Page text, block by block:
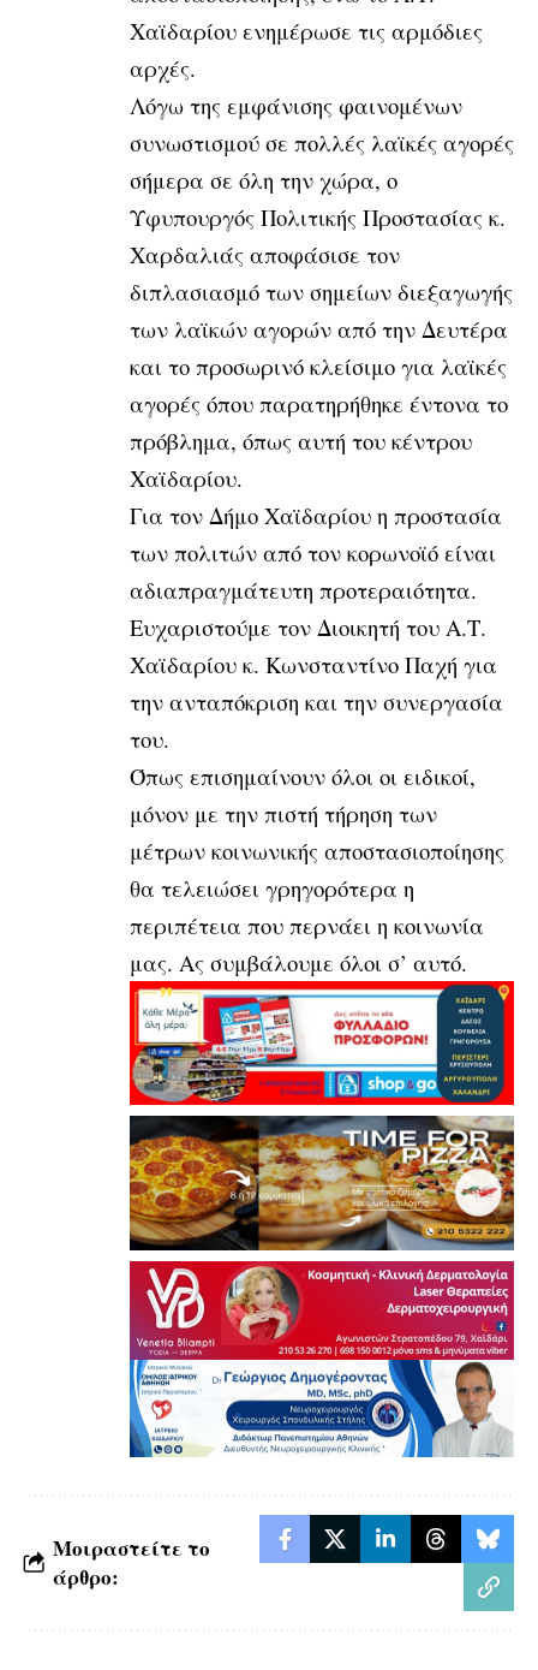
Χαϊδαρίου ενημέρωσε τις αρμόδιες
αρχές.
Λόγω της εμφάνισης φαινομένων
συνωστισμού σε πολλές λαϊκές αγορές
σήμερα σε όλη την χώρα, ο
Υφυπουργός Πολιτικής Προστασίας κ.
Χαρδαλιάς αποφάσισε τον
διπλασιασμό των σημείων διεξαγωγής
των λαϊκών αγορών από την Δευτέρα
και το προσωρινό κλείσιμο για λαϊκές
αγορές όπου παρατηρήθηκε έντονα το
πρόβλημα, όπως αυτή του κέντρου
Χαϊδαρίου.
Για τον Δήμο Χαϊδαρίου η προστασία
των πολιτών από τον κορωνοϊό είναι
αδιαπραγμάτευτη προτεραιότητα.
Ευχαριστούμε τον Διοικητή του Α.Τ.
Χαϊδαρίου κ. Κωνσταντίνο Παχή για
την ανταπόκριση και την συνεργασία
του.
Όπως επισημαίνουν όλοι οι ειδικοί,
μόνον με την πιστή τήρηση των
μέτρων κοινωνικής αποστασιοποίησης
θα τελειώσει γρηγορότερα η
περιπέτεια που περνάει η κοινωνία
μας. Ας συμβάλουμε όλοι σ’ αυτό.
Μοιραστείτε το
άρθρο: